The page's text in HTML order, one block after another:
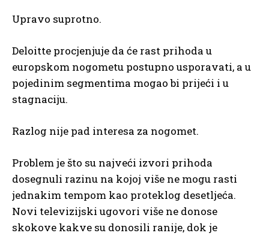
Upravo suprotno.
Deloitte procjenjuje da će rast prihoda u
europskom nogometu postupno usporavati, a u
pojedinim segmentima mogao bi prijeći i u
stagnaciju.
Razlog nije pad interesa za nogomet.
Problem je što su najveći izvori prihoda
dosegnuli razinu na kojoj više ne mogu rasti
jednakim tempom kao proteklog desetljeća.
Novi televizijski ugovori više ne donose
skokove kakve su donosili ranije, dok je